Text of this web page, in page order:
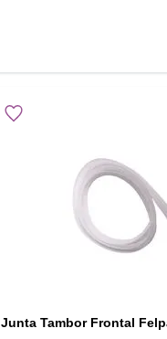
Junta Tambor Frontal